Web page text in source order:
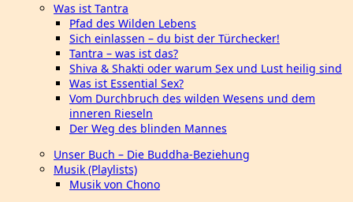
Was ist Tantra
Pfad des Wilden Lebens
Sich einlassen – du bist der Türchecker!
Tantra – was ist das?
Shiva & Shakti oder warum Sex und Lust heilig sind
Was ist Essential Sex?
Vom Durchbruch des wilden Wesens und dem
inneren Rieseln
Der Weg des blinden Mannes
Unser Buch – Die Buddha-Beziehung
Musik (Playlists)
Musik von Chono